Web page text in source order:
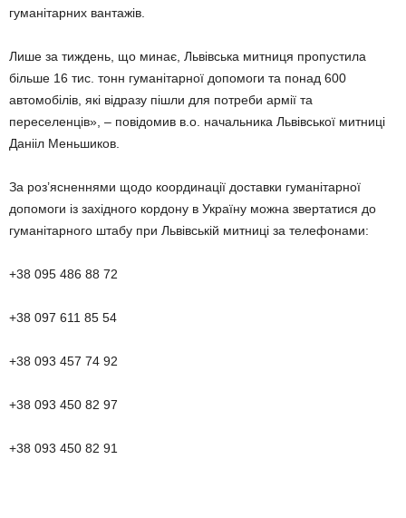
гуманітарних вантажів.
Лише за тиждень, що минає, Львівська митниця пропустила
більше 16 тис. тонн гуманітарної допомоги та понад 600
автомобілів, які відразу пішли для потреби армії та
переселенців», – повідомив в.о. начальника Львівської митниці
Данііл Меньшиков.
За роз’ясненнями щодо координації доставки гуманітарної
допомоги із західного кордону в Україну можна звертатися до
гуманітарного штабу при Львівській митниці за телефонами:
+38 095 486 88 72
+38 097 611 85 54
+38 093 457 74 92
+38 093 450 82 97
+38 093 450 82 91